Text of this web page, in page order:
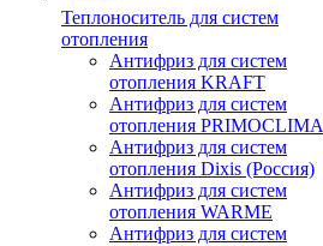
Теплоноситель для систем
отопления
Антифриз для систем
отопления KRAFT
Антифриз для систем
отопления PRIMOCLIMA
Антифриз для систем
отопления Dixis (Россия)
Антифриз для систем
отопления WARME
Антифриз для систем